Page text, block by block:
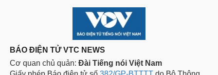
BÁO ĐIỆN TỬ VTC NEWS
Cơ quan chủ quản: Đài Tiếng nói Việt Nam